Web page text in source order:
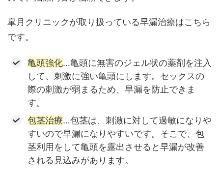
皐月クリニックが取り扱っている早漏治療はこちら
です。
亀頭強化…亀頭に無害のジェル状の薬剤を注入
して、刺激に強い亀頭にします。セックスの
際の刺激が弱まるため、早漏を防止できま
す。
包茎治療…包茎は、刺激に対して過敏になりや
すいので早漏になりやすいです。そこで、包
茎利用をして亀頭を露出させると早漏が改善
される見込みがあります。